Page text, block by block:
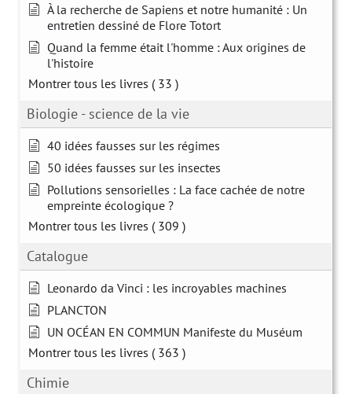
À la recherche de Sapiens et notre humanité : Un
entretien dessiné de Flore Totort
Quand la femme était l'homme : Aux origines de
l'histoire
Montrer tous les livres ( 33 )
Biologie - science de la vie
40 idées fausses sur les régimes
50 idées fausses sur les insectes
Pollutions sensorielles : La face cachée de notre
empreinte écologique ?
Montrer tous les livres ( 309 )
Catalogue
Leonardo da Vinci : les incroyables machines
PLANCTON
UN OCÉAN EN COMMUN Manifeste du Muséum
Montrer tous les livres ( 363 )
Chimie